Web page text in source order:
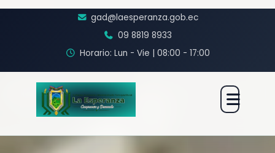
gad@laesperanza.gob.ec
09 8819 8933
Horario: Lun - Vie | 08:00 - 17:00